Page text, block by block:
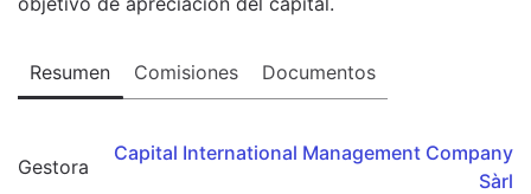
Resumen Comisiones Documentos
Gestora
Capital International Management Company
Sàrl